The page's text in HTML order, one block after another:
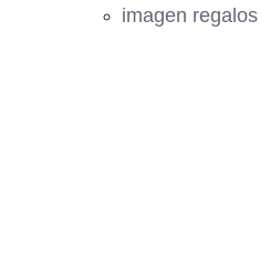
imagen regalos